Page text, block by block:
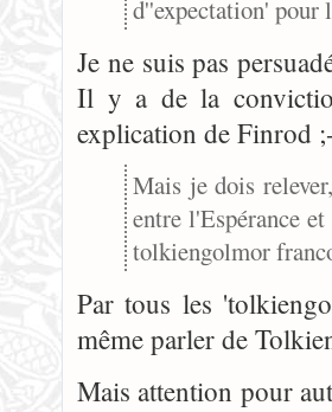
d''expectation' pour
Je ne suis pas
Il y a de la
explication de Finrod
Mais je dois
entre l'Espérance
tolkiengolmor
Par tous les
même parler de
Mais attention pour